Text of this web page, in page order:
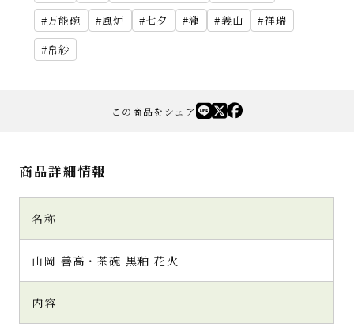
万能碗
風炉 七夕 瀧 義山
祥瑞
帛紗
この商品をシェア
商品詳細情報
名称
山岡 善高・茶碗 黒釉 花火
内容